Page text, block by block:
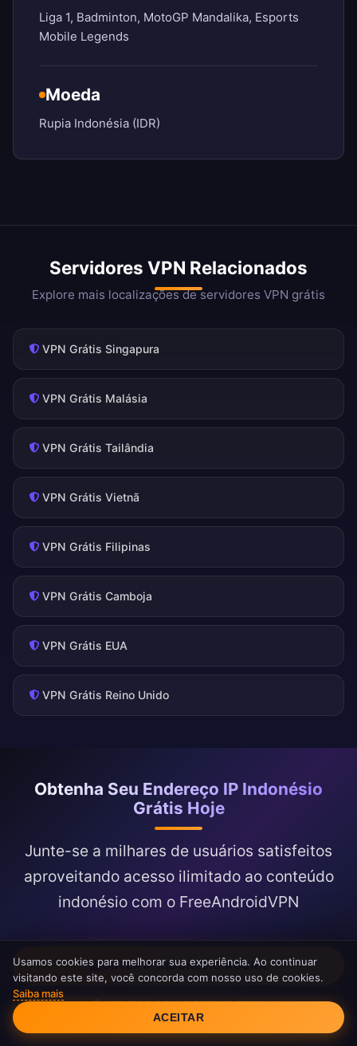
Liga 1, Badminton, MotoGP Mandalika, Esports
Mobile Legends
Moeda
Rupia Indonésia (IDR)
Servidores VPN Relacionados
Explore mais localizações de servidores VPN grátis
VPN Grátis Singapura
VPN Grátis Malásia
VPN Grátis Tailândia
VPN Grátis Vietnã
VPN Grátis Filipinas
VPN Grátis Camboja
VPN Grátis EUA
VPN Grátis Reino Unido
Obtenha Seu Endereço IP Indonésio
Grátis Hoje
Junte-se a milhares de usuários satisfeitos
aproveitando acesso ilimitado ao conteúdo
indonésio com o FreeAndroidVPN
OBTER IP INDONÉSIO AGORA
VER TODOS OS SERVIDORES
Consentimento de Cookies
Usamos cookies para melhorar sua experiência. Ao continuar
visitando este site, você concorda com nosso uso de cookies.
Saiba mais
ACEITAR